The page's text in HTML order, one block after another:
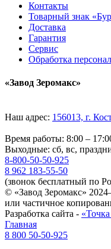
Контакты
Товарный знак
Доставка
Гарантия
Сервис
Обработка
«Завод Зеромакс»
Наш адрес: 156013, г.
Время работы: 8:00 –
Выходные: сб, вс,
8-800-50-50-925
8 962 183-55-50
(звонок бесплатный по
© «Завод Зеромакс»
или частичное
Разработка сайта -
Главная
8 800 50-50-925